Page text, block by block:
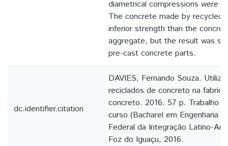
diametrical compressions were
The concrete made by recycled
inferior strength than the
aggregate, but the result was
pre-cast concrete parts.
dc.identifier.citation
DAVIES, Fernando Souza.
reciclados de concreto na
concreto. 2016. 57 p. Trabalho
curso (Bacharel em Engenharia
Federal da Integração Latino-
Foz do Iguaçu, 2016.